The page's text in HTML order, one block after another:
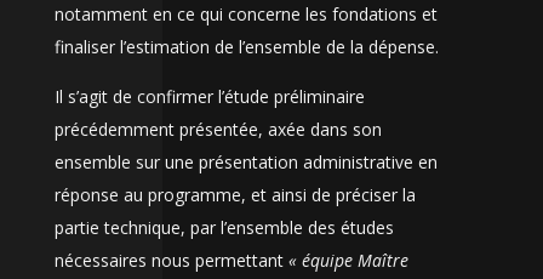
notamment en ce qui concerne les fondations et
finaliser l’estimation de l’ensemble de la dépense.
Il s’agit de confirmer l’étude préliminaire
précédemment présentée, axée dans son
ensemble sur une présentation administrative en
réponse au programme, et ainsi de préciser la
partie technique, par l’ensemble des études
nécessaires nous permettant « équipe Maître